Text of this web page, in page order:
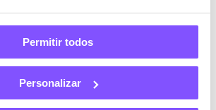
Permitir todos
Personalizar
com